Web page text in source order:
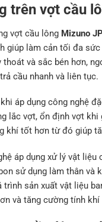
trên vợt cầu
vợt cầu lông Mizuno
giúp làm cản tối đa
thoát và sắc bén hơn,
cầu nhanh và liên tục.
áp dụng công nghệ
lắc vợt, ổn định vợt khi
khí tốt hơn từ đó giúp
áp dụng xử lý vật
sử dụng làm thân
sản xuất vật liệu
và tăng cường tính